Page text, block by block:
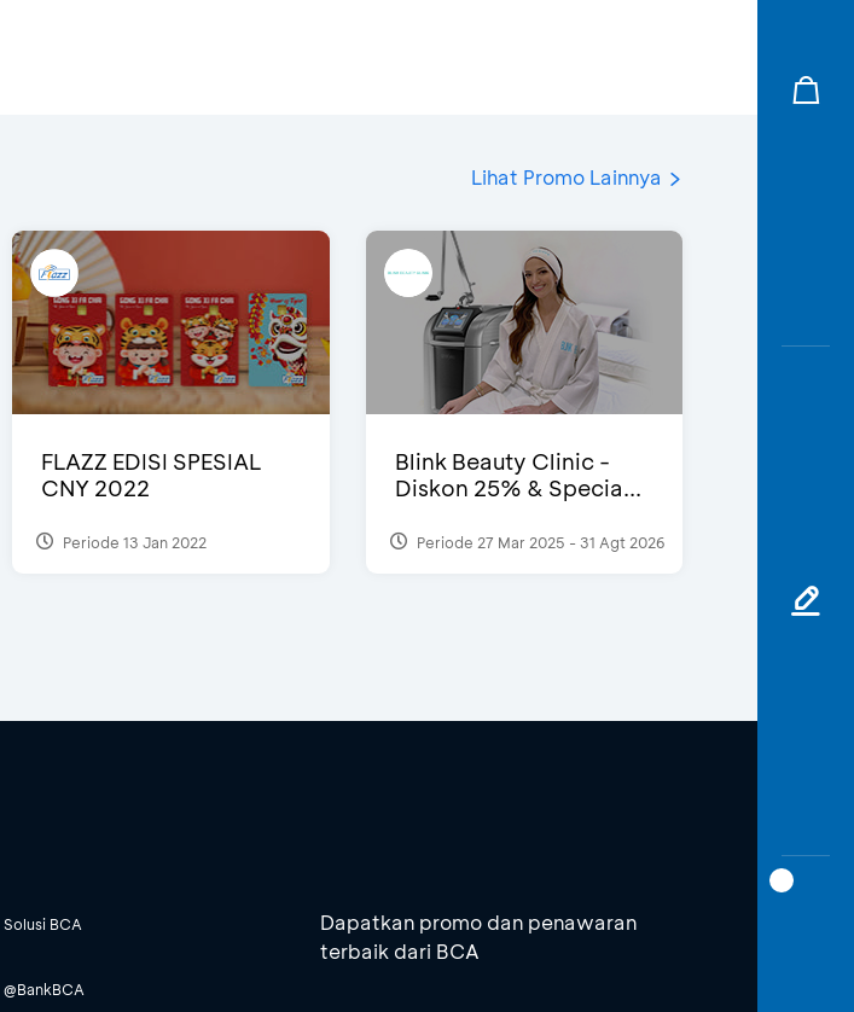
Lihat Promo Lainnya
FLAZZ EDISI SPESIAL
CNY 2022
Periode 13 Jan 2022
Blink Beauty Clinic -
Diskon 25% & Specia...
Periode 27 Mar 2025 - 31 Agt 2026
Solusi BCA
@BankBCA
Dapatkan promo dan penawaran
terbaik dari BCA